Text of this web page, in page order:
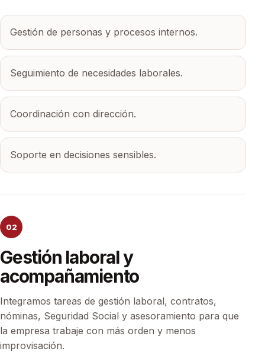
Gestión de personas y procesos internos.
Seguimiento de necesidades laborales.
Coordinación con dirección.
Soporte en decisiones sensibles.
02
Gestión laboral y
acompañamiento
Integramos tareas de gestión laboral, contratos,
nóminas, Seguridad Social y asesoramiento para que
la empresa trabaje con más orden y menos
improvisación.